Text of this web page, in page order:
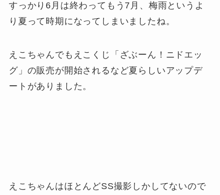
すっかり6月は終わってもう7月、梅雨というよ
り夏って時期になってしまいましたね。
えこちゃんでもえこくじ「ざぶーん！ニドエッ
グ」の販売が開始されるなど夏らしいアップデ
ートがありました。
えこちゃんはほとんどSS撮影しかしてないので